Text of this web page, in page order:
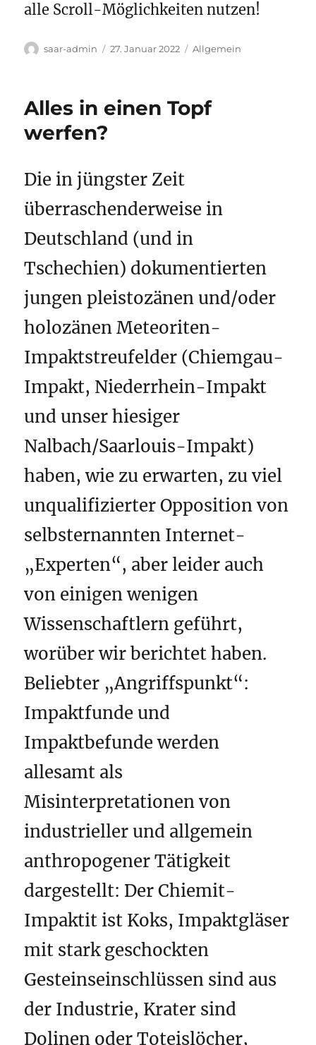
alle Scroll-Möglichkeiten nutzen!
Autor
saar-admin
Veröffentlicht
27. Januar 2022 Kategorien
Allgemein
Alles in einen Topf
werfen?
Die in jüngster Zeit
überraschenderweise in
Deutschland (und in
Tschechien) dokumentierten
jungen pleistozänen und/oder
holozänen Meteoriten-
Impaktstreufelder (Chiemgau-
Impakt, Niederrhein-Impakt
und unser hiesiger
Nalbach/Saarlouis-Impakt)
haben, wie zu erwarten, zu viel
unqualifizierter Opposition von
selbsternannten Internet-
„Experten“, aber leider auch
von einigen wenigen
Wissenschaftlern geführt,
worüber wir berichtet haben.
Beliebter „Angriffspunkt“:
Impaktfunde und
Impaktbefunde werden
allesamt als
Misinterpretationen von
industrieller und allgemein
anthropogener Tätigkeit
dargestellt: Der Chiemit-
Impaktit ist Koks, Impaktgläser
mit stark geschockten
Gesteinseinschlüssen sind aus
der Industrie, Krater sind
Dolinen oder Toteislöcher,